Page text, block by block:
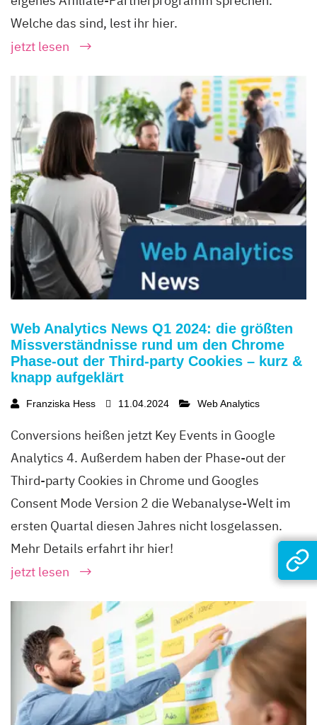
Welche das sind, lest ihr hier.
jetzt lesen
Web Analytics News Q1 2024: die größten
Missverständnisse rund um den Chrome
Phase-out der Third-party Cookies – kurz &
knapp aufgeklärt
Franziska Hess 11.04.2024 Web Analytics
Conversions heißen jetzt Key Events in Google
Analytics 4. Außerdem haben der Phase-out der
Third-party Cookies in Chrome und Googles
Consent Mode Version 2 die Webanalyse-Welt im
ersten Quartal diesen Jahres nicht losgelassen.
Mehr Details erfahrt ihr hier!
jetzt lesen